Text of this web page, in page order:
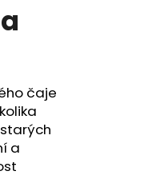
čaje
a